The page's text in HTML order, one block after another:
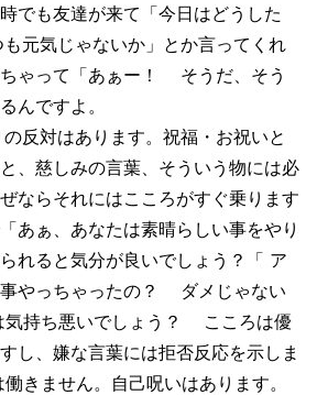
でも友達が来て「今日はどうした
元気じゃないか」とか言ってくれ
ゃって「あぁー！ そうだ、そう
んですよ。
反対はあります。祝福・お祝いと
、慈しみの言葉、そういう物には必
ならそれにはこころがすぐ乗ります
あぁ、あなたは素晴らしい事をやり
れると気分が良いでしょう？「 ア
やっちゃったの？ ダメじゃない
気持ち悪いでしょう？ こころは優
し、嫌な言葉には拒否反応を示しま
きません。自己呪いはあります。